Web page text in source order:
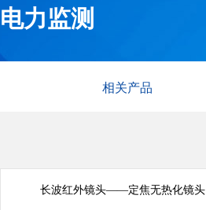
电力监测
相关产品
长波红外镜头——定焦无热化镜头